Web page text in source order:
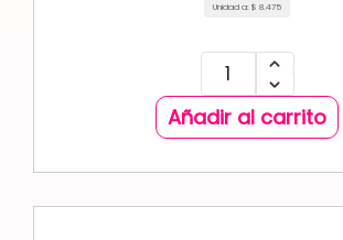
Unidad a: $ 8.475
Añadir al carrito